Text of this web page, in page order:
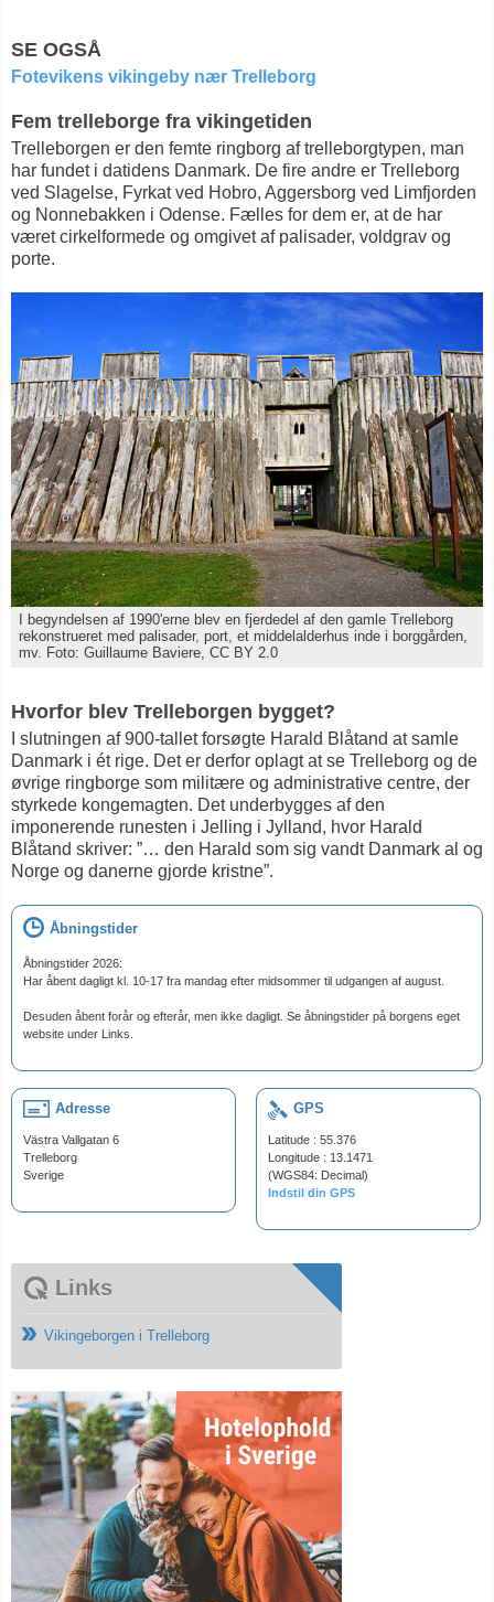
SE OGSÅ
Fotevikens vikingeby nær Trelleborg
Fem trelleborge fra vikingetiden
Trelleborgen er den femte ringborg af trelleborgtypen, man
har fundet i datidens Danmark. De fire andre er Trelleborg
ved Slagelse, Fyrkat ved Hobro, Aggersborg ved Limfjorden
og Nonnebakken i Odense. Fælles for dem er, at de har
været cirkelformede og omgivet af palisader, voldgrav og
porte.
I begyndelsen af 1990'erne blev en fjerdedel af den gamle Trelleborg
rekonstrueret med palisader, port, et middelalderhus inde i borggården,
mv. Foto: Guillaume Baviere, CC BY 2.0
Hvorfor blev Trelleborgen bygget?
I slutningen af 900-tallet forsøgte Harald Blåtand at samle
Danmark i ét rige. Det er derfor oplagt at se Trelleborg og de
øvrige ringborge som militære og administrative centre, der
styrkede kongemagten. Det underbygges af den
imponerende runesten i Jelling i Jylland, hvor Harald
Blåtand skriver: ”… den Harald som sig vandt Danmark al og
Norge og danerne gjorde kristne”.
Åbningstider
Åbningstider 2026:
Har åbent dagligt kl. 10-17 fra mandag efter midsommer til udgangen af august.
Desuden åbent forår og efterår, men ikke dagligt. Se åbningstider på borgens eget
website under Links.
Adresse
Västra Vallgatan 6
Trelleborg
Sverige
GPS
Latitude : 55.376
Longitude : 13.1471
(WGS84: Decimal)
Indstil din GPS
Links
Vikingeborgen i Trelleborg